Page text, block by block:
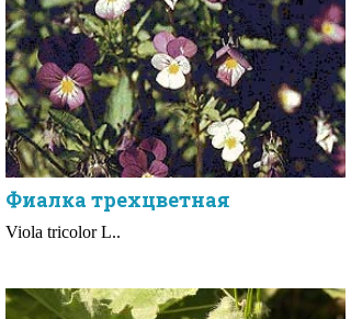
Фиалка трехцветная
Viola tricolor L..